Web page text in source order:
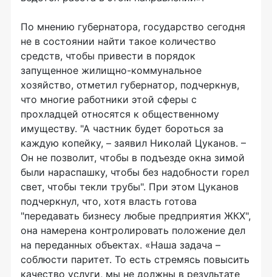
По мнению губернатора, государство сегодня
не в состоянии найти такое количество
средств, чтобы привести в порядок
запущенное жилищно-коммунальное
хозяйство, отметил губернатор, подчеркнув,
что многие работники этой сферы с
прохладцей относятся к общественному
имуществу. "А частник будет бороться за
каждую копейку, – заявил Николай Цуканов. –
Он не позволит, чтобы в подъезде окна зимой
были нараспашку, чтобы без надобности горел
свет, чтобы текли трубы". При этом Цуканов
подчеркнул, что, хотя власть готова
"передавать бизнесу любые предприятия ЖКХ",
она намерена контролировать положение дел
на переданных объектах. «Наша задача –
соблюсти паритет. То есть стремясь повысить
качество услуги, мы не должны в результате